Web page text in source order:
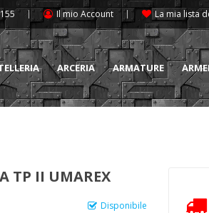
Il mio Account La mia lista
ARCERIA ARMATURE
TP II UMAREX
Disponibile